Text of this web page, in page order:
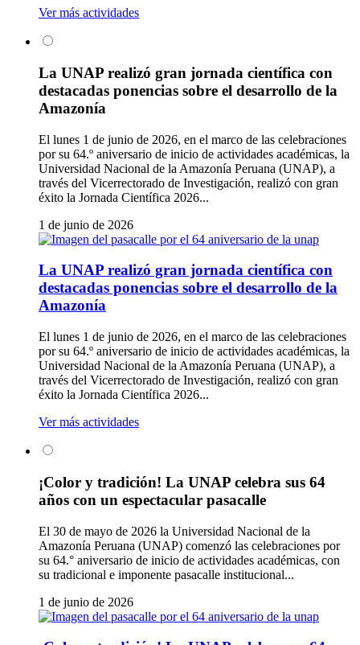
Ver más actividades
La UNAP realizó gran jornada científica con
destacadas ponencias sobre el desarrollo de la
Amazonía
El lunes 1 de junio de 2026, en el marco de las celebraciones
por su 64.º aniversario de inicio de actividades académicas, la
Universidad Nacional de la Amazonía Peruana (UNAP), a
través del Vicerrectorado de Investigación, realizó con gran
éxito la Jornada Científica 2026...
1 de junio de 2026
La UNAP realizó gran jornada científica con
destacadas ponencias sobre el desarrollo de la
Amazonía
El lunes 1 de junio de 2026, en el marco de las celebraciones
por su 64.º aniversario de inicio de actividades académicas, la
Universidad Nacional de la Amazonía Peruana (UNAP), a
través del Vicerrectorado de Investigación, realizó con gran
éxito la Jornada Científica 2026...
Ver más actividades
¡Color y tradición! La UNAP celebra sus 64
años con un espectacular pasacalle
El 30 de mayo de 2026 la Universidad Nacional de la
Amazonía Peruana (UNAP) comenzó las celebraciones por
su 64.° aniversario de inicio de actividades académicas, con
su tradicional e imponente pasacalle institucional...
1 de junio de 2026